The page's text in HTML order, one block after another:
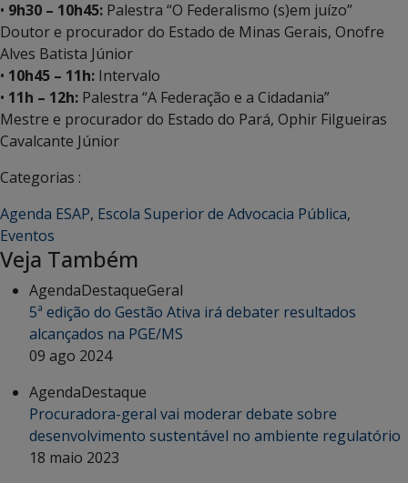
• 9h30 – 10h45: Palestra “O Federalismo (s)em juízo”
Doutor e procurador do Estado de Minas Gerais, Onofre
Alves Batista Júnior
• 10h45 – 11h: Intervalo
• 11h – 12h: Palestra “A Federação e a Cidadania”
Mestre e procurador do Estado do Pará, Ophir Filgueiras
Cavalcante Júnior
Categorias :
Agenda ESAP, Escola Superior de Advocacia Pública,
Eventos
Veja Também
AgendaDestaqueGeral
5ª edição do Gestão Ativa irá debater resultados
alcançados na PGE/MS
09 ago 2024
AgendaDestaque
Procuradora-geral vai moderar debate sobre
desenvolvimento sustentável no ambiente regulatório
18 maio 2023